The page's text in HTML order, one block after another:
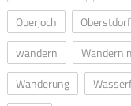
Oberjoch
Oberstdorf
wandern
Wandern
Wanderung